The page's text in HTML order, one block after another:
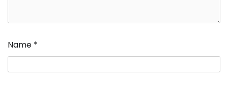
Name *